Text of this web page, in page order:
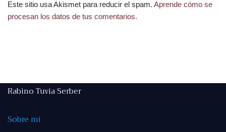
Este sitio usa Akismet para reducir el spam. Aprende cómo se
procesan los datos de tus comentarios.
Rabino Tuvia Serber
Sobre mi